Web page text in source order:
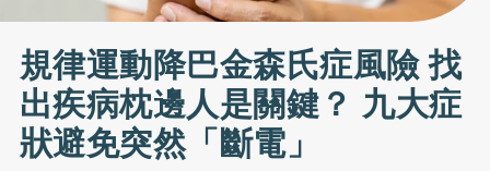
規律運動降巴金森氏症風險 找
出疾病枕邊人是關鍵？ 九大症
狀避免突然「斷電」